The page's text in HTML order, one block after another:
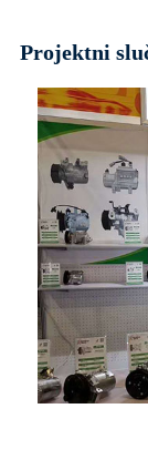
Projektni